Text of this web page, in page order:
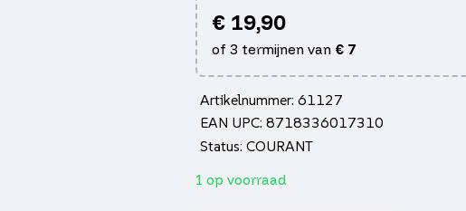
€19,90
of 3 termijnen van €7
Artikelnummer: 61127
EAN UPC: 8718336017310
Status: COURANT
1 op voorraad